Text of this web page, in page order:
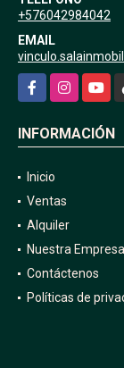
+576042984042
EMAIL
FacebookInstagram
INFORMACIÓN
Inicio
Ventas
Alquiler
Nuestra Empresa
Contáctenos
Políticas de